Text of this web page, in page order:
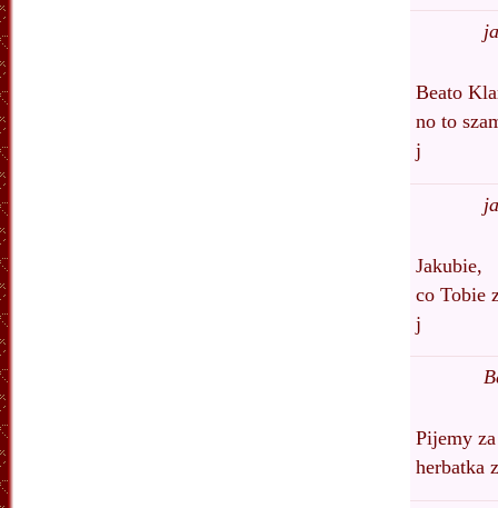
Beato
no to
j
Jakubie,
co Tobie
j
Pijemy
herbatka